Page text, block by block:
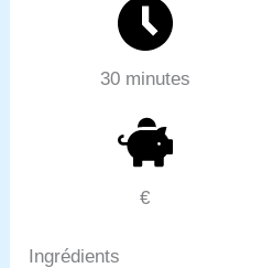
30 minutes
€
Ingrédients